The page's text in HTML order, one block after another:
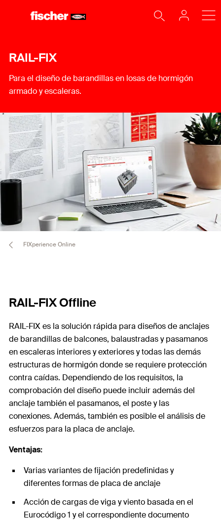
RAIL-FIX
Para el diseño de barandillas en losas de hormigón
armado y escaleras.
FIXperience Online
RAIL-FIX Offline
RAIL-FIX es la solución rápida para diseños de anclajes
de barandillas de balcones, balaustradas y pasamanos
en escaleras interiores y exteriores y todas las demás
estructuras de hormigón donde se requiere protección
contra caídas. Dependiendo de los requisitos, la
comprobación del diseño puede incluir además del
anclaje también el pasamanos, el poste y las
conexiones. Además, también es posible el análisis de
esfuerzos para la placa de anclaje.
Ventajas:
Varias variantes de fijación predefinidas y
diferentes formas de placa de anclaje
Acción de cargas de viga y viento basada en el
Eurocódigo 1 y el correspondiente documento